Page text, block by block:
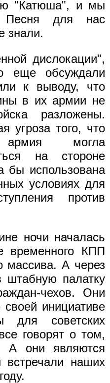
"Катюша", и мы
Песня для нас
знали.
дислокации",
еще обсуждали
к выводу, что
в их армии не
разложены.
угроза того, что
армия могла
на стороне
бы использована
условиях для
против
ночи началась
временного КПП
массива. А через
штабную палатку
чехов. Они
инициативе
для советских
говорят о том,
А они являются
встречали наших